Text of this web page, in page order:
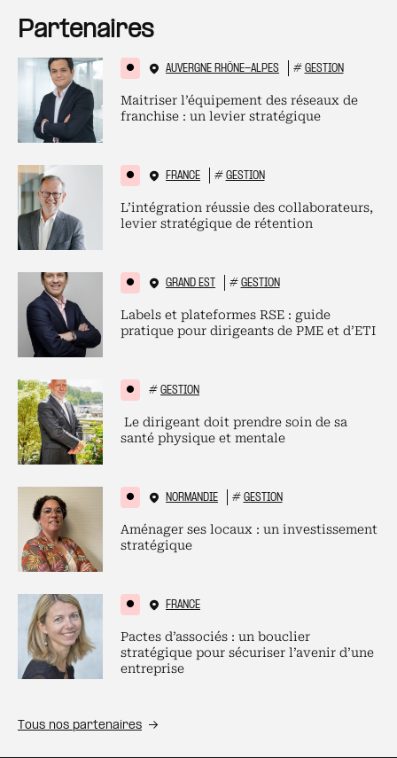
Partenaires
AUVERGNE RHÔNE-ALPES # GESTION
Maitriser l’équipement des réseaux de
franchise : un levier stratégique
FRANCE # GESTION
L’intégration réussie des collaborateurs,
levier stratégique de rétention
GRAND EST # GESTION
Labels et plateformes RSE : guide
pratique pour dirigeants de PME et d’ETI
# GESTION
Le dirigeant doit prendre soin de sa
santé physique et mentale
NORMANDIE # GESTION
Aménager ses locaux : un investissement
stratégique
FRANCE
Pactes d’associés : un bouclier
stratégique pour sécuriser l’avenir d’une
entreprise
Tous nos partenaires